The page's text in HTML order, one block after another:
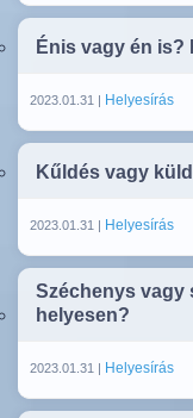
Énis vagy én
2023.01.31 | Helyesírás
Kűldés vagy
2023.01.31 | Helyesírás
Széchenys vagy
helyesen?
2023.01.31 | Helyesírás